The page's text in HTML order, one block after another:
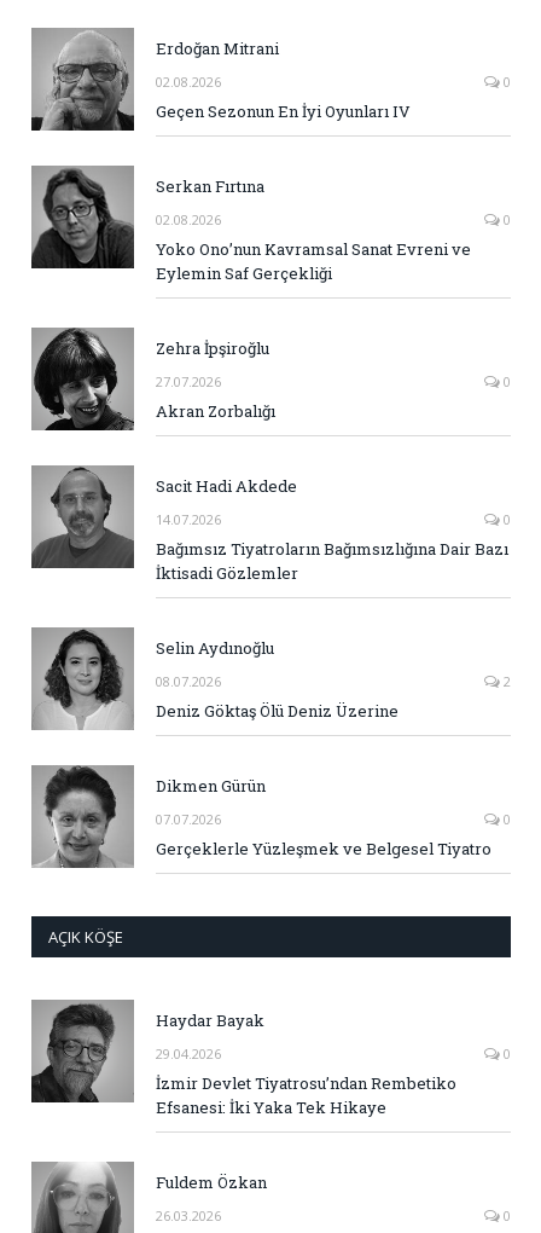
Erdoğan Mitrani
02.08.2026 0
Geçen Sezonun En İyi Oyunları IV
Serkan Fırtına
02.08.2026 0
Yoko Ono’nun Kavramsal Sanat Evreni ve
Eylemin Saf Gerçekliği
Zehra İpşiroğlu
27.07.2026 0
Akran Zorbalığı
Sacit Hadi Akdede
14.07.2026 0
Bağımsız Tiyatroların Bağımsızlığına Dair Bazı
İktisadi Gözlemler
Selin Aydınoğlu
08.07.2026 2
Deniz Göktaş Ölü Deniz Üzerine
Dikmen Gürün
07.07.2026 0
Gerçeklerle Yüzleşmek ve Belgesel Tiyatro
AÇIK KÖŞE
Haydar Bayak
29.04.2026 0
İzmir Devlet Tiyatrosu’ndan Rembetiko
Efsanesi: İki Yaka Tek Hikaye
Fuldem Özkan
26.03.2026 0